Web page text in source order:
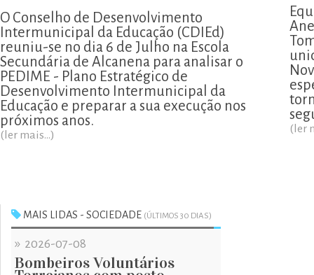
O Conselho de Desenvolvimento
Intermunicipal da Educação (CDIEd)
reuniu-se no dia 6 de Julho na Escola
Secundária de Alcanena para analisar o
PEDIME - Plano Estratégico de
Desenvolvimento Intermunicipal da
Educação e preparar a sua execução nos
próximos anos.
(ler mais...) (ler
MAIS LIDAS - SOCIEDADE (ÚLTIMOS 30 DIAS)
» 2026-07-08
Bombeiros Voluntários